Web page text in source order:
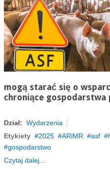
mogą starać się o
chroniące gospodarstwa
Dział: Wydarzenia
Etykiety
2025 ARiMR asf
gospodarstwo
Czytaj dalej...